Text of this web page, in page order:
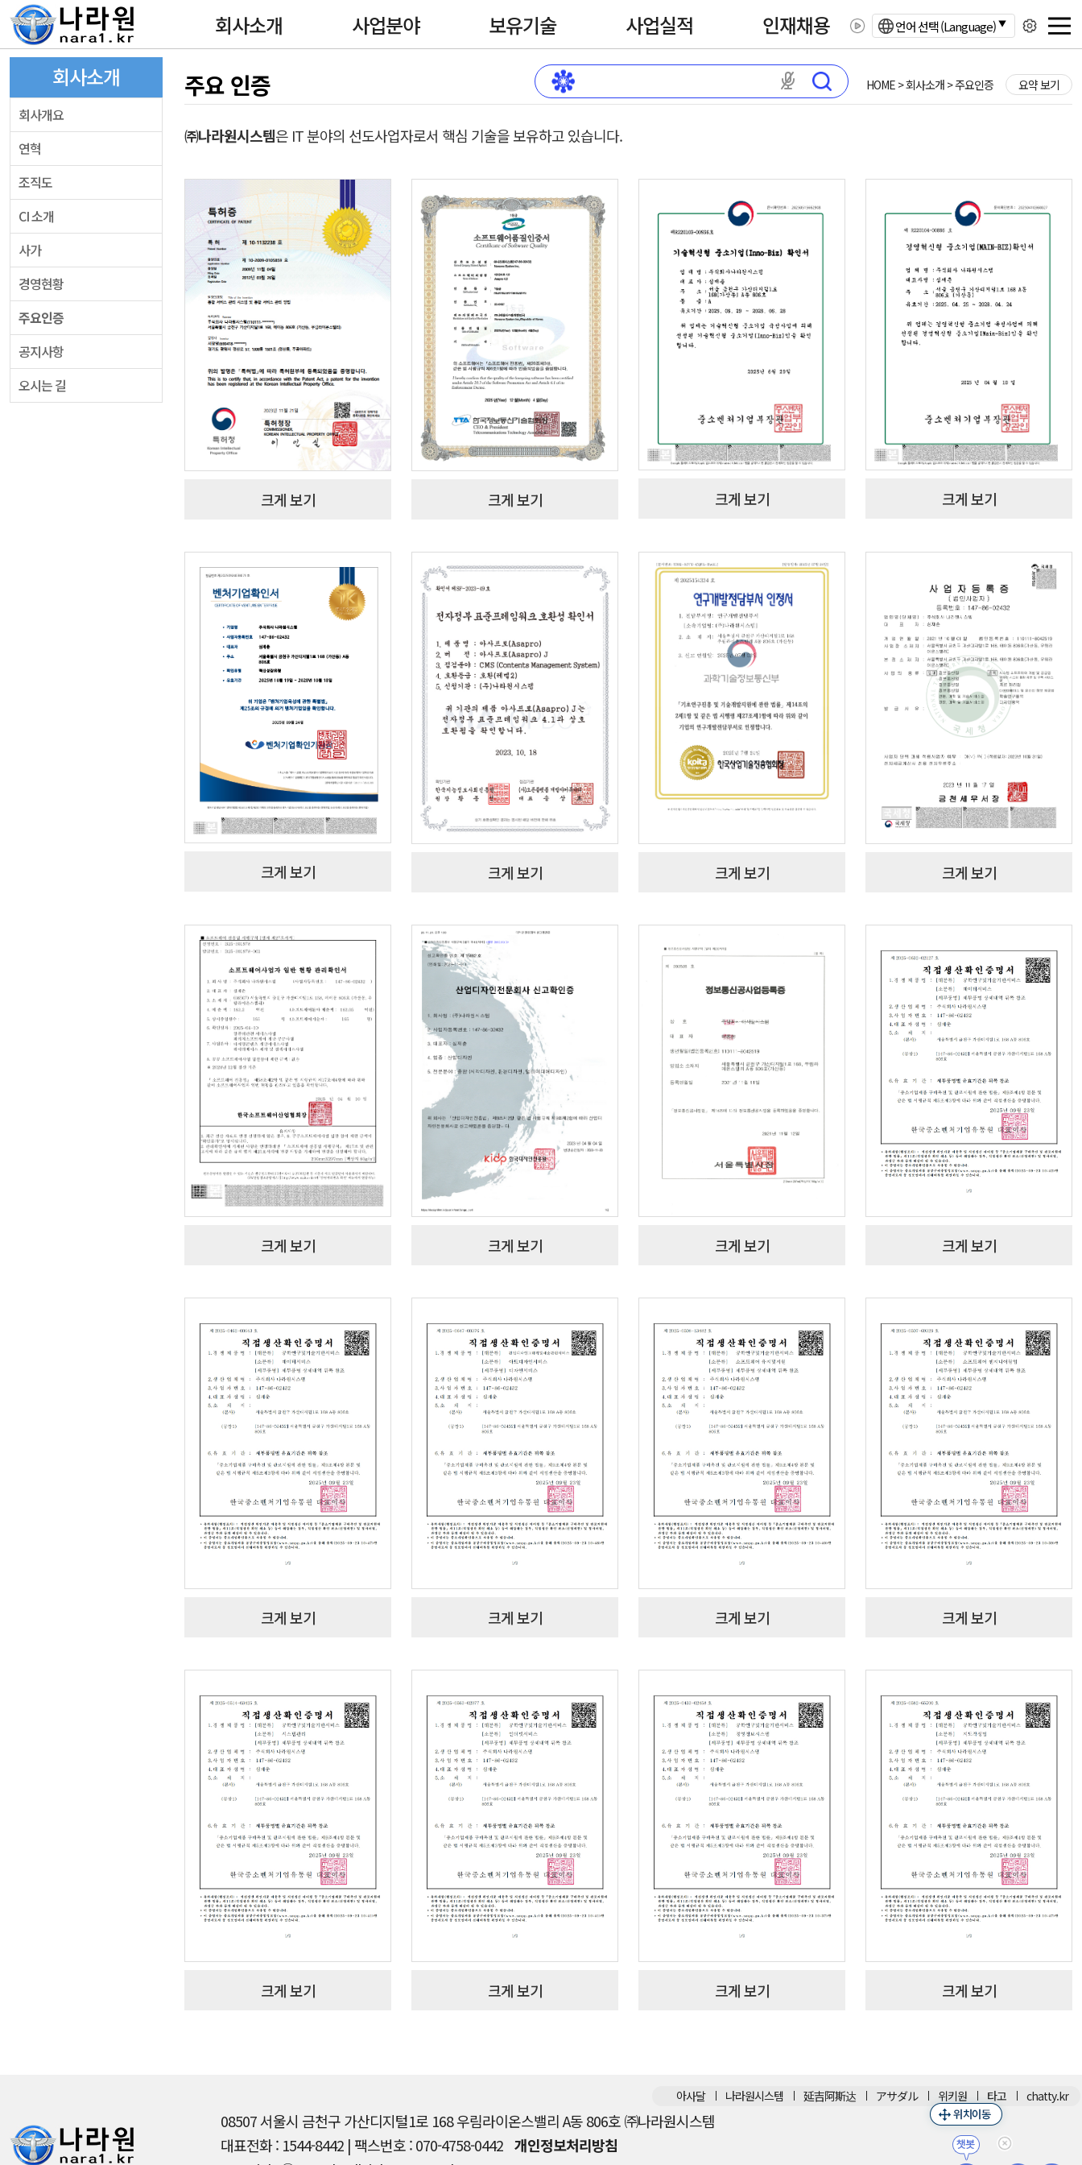
회사소개 사업분야 보유기술 사업실적 인재채용 언어 선택 (Language)
회사소개
회사개요
연혁
조직도
CI 소개
사가
경영현황
주요인증
공지사항
오시는 길
주요 인증 마이크 권한이 필요합니다
HOME > 회사소개 > 주요인증 요약 보기
㈜나라원시스템은 IT 분야의 선도사업자로서 핵심 기술을 보유하고 있습니다.
크게 보기 크게 보기 크게 보기 크게 보기
크게 보기 크게 보기 크게 보기 크게 보기
크게 보기 크게 보기 크게 보기 크게 보기
크게 보기 크게 보기 크게 보기 크게 보기
크게 보기 크게 보기 크게 보기 크게 보기
08507 서울시 금천구 가산디지털1로 168 우림라이온스밸리 A동 806호 ㈜나라원시스템
대표전화 : 1544-8442 | 팩스번호 : 070-4758-0442 개인정보처리방침
아사달 나라원시스템 延吉阿斯达 アサダル 위키원 타고 chatty.kr